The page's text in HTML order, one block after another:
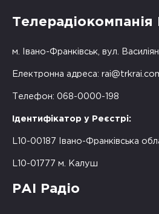
Телерадіокомпанія
м. Івано-Франківськ, вул.
Електронна адреса:
Телефон: 068-0000-198
Ідентифікатор у Реєстрі:
L10-00187 Івано-Франківська
L10-01777 м. Калуш
РАІ Радіо